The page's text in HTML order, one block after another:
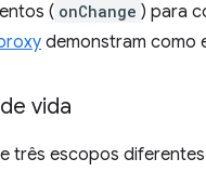
( onChange ) para
demonstram como
vida
três escopos